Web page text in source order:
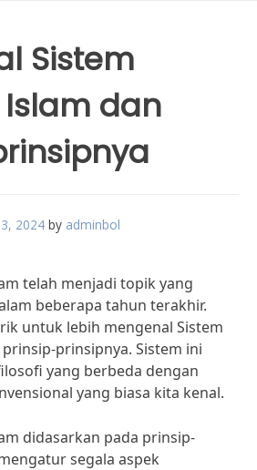
Sistem
Islam dan
2024 by adminbol
telah menjadi topik yang
beberapa tahun terakhir.
untuk lebih mengenal Sistem
prinsipnya. Sistem ini
yang berbeda dengan
yang biasa kita kenal.
didasarkan pada prinsip-
segala aspek